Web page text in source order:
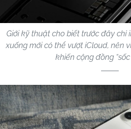
Giới kỹ thuật cho biết trước đây chỉ
xuống mới có thể vượt iCloud, nên
khiến cộng đồng